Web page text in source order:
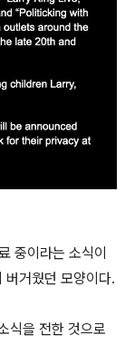
중이라는 소식이
버거웠던 모양이다.
식을 전한 것으로